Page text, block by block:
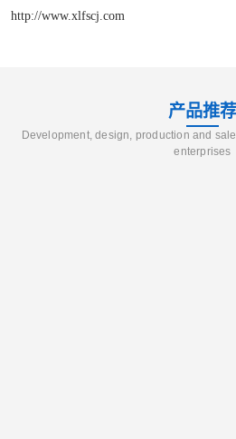
http://www.xlfscj.com
产品推荐
Development, design, production and
enterprises